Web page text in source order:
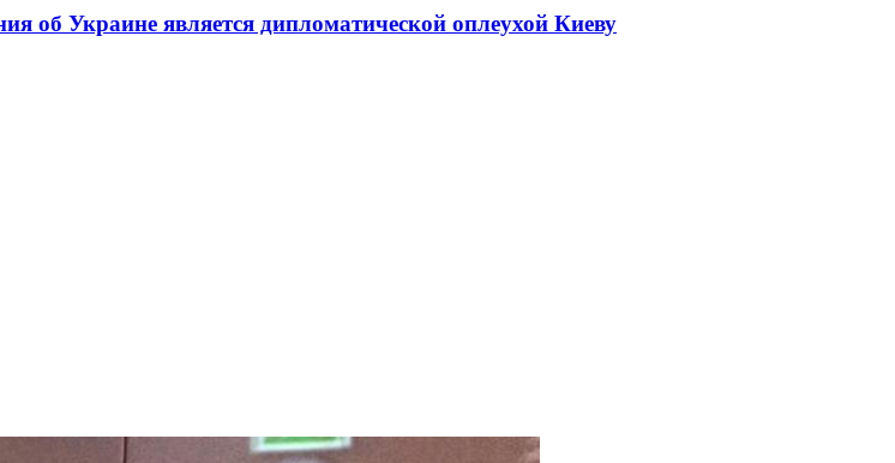
об Украине является дипломатической оплеухой Киеву